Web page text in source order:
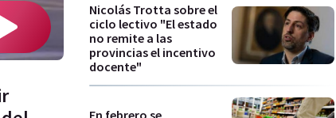
Nicolás Trotta sobre el
ciclo lectivo "El estado
no remite a las
provincias el incentivo
docente"
En febrero se